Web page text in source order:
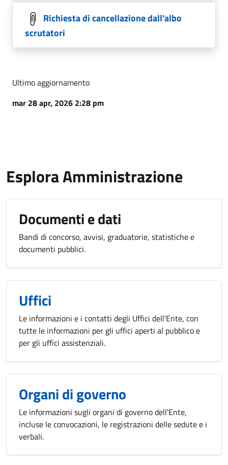
Richiesta di cancellazione dall'albo
scrutatori
Ultimo aggiornamento
mar 28 apr, 2026 2:28 pm
Esplora Amministrazione
Documenti e dati
Bandi di concorso, avvisi, graduatorie, statistiche e
documenti pubblici.
Uffici
Le informazioni e i contatti degli Uffici dell'Ente, con
tutte le informazioni per gli uffici aperti al pubblico e
per gli uffici assistenziali.
Organi di governo
Le informazioni sugli organi di governo dell'Ente,
incluse le convocazioni, le registrazioni delle sedute e i
verbali.